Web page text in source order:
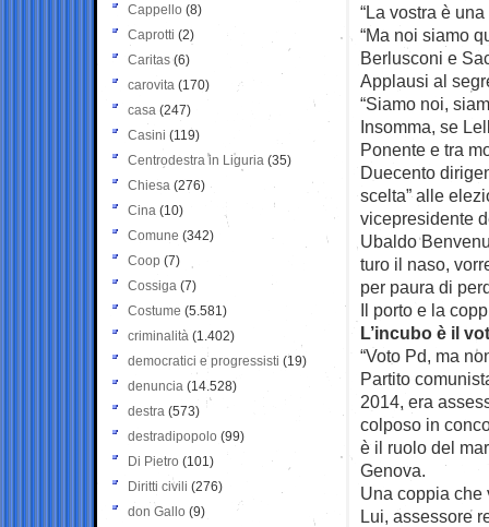
“La vostra è
“Ma noi siamo
Berlusconi e
Applausi al
“Siamo noi,
Insomma, se
Ponente e tra
Duecento
scelta” alle
vicepresidente
Ubaldo
turo il naso,
per paura di
Il porto e la
L’incubo è il
“Voto Pd, ma
Partito
2014, era
colposo in
è il ruolo del
Genova.
Una coppia che
Lui, assessore
Cappello (8)
Caprotti (2)
Caritas (6)
carovita (170)
casa (247)
Casini (119)
Centrodestra in Liguria (35)
Chiesa (276)
Cina (10)
Comune (342)
Coop (7)
Cossiga (7)
Costume (5.581)
criminalità (1.402)
democratici e progressisti (19)
denuncia (14.528)
destra (573)
destradipopolo (99)
Di Pietro (101)
Diritti civili (276)
don Gallo (9)